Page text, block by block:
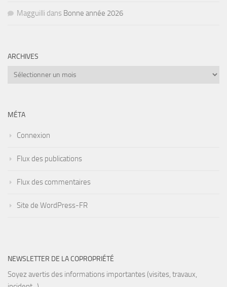
Magguilli dans Bonne année 2026
ARCHIVES
Archives
MÉTA
Connexion
Flux des publications
Flux des commentaires
Site de WordPress-FR
NEWSLETTER DE LA COPROPRIÉTÉ
Soyez avertis des informations importantes (visites, travaux,